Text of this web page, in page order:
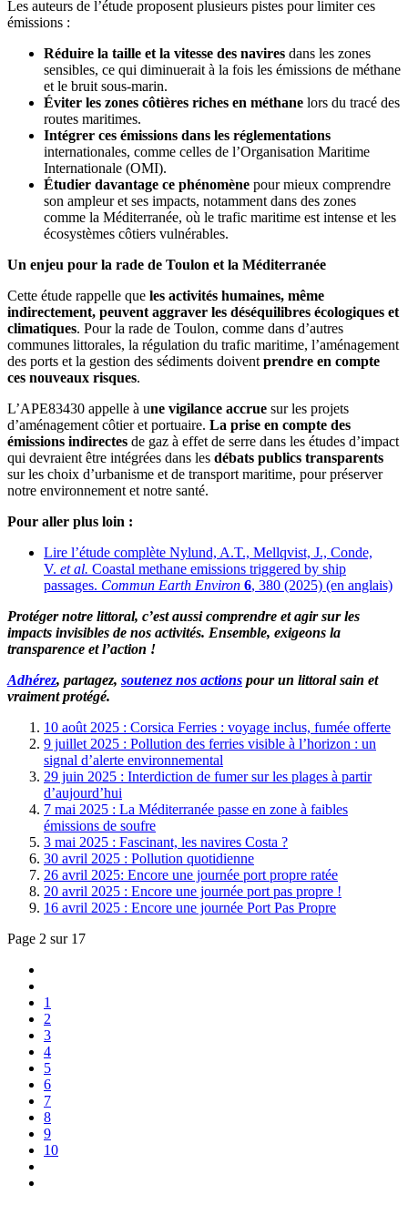
Les auteurs de l’étude proposent plusieurs pistes pour limiter ces
émissions :
Réduire la taille et la vitesse des navires dans les zones
sensibles, ce qui diminuerait à la fois les émissions de méthane
et le bruit sous-marin.
Éviter les zones côtières riches en méthane lors du tracé des
routes maritimes.
Intégrer ces émissions dans les réglementations
internationales, comme celles de l’Organisation Maritime
Internationale (OMI).
Étudier davantage ce phénomène pour mieux comprendre
son ampleur et ses impacts, notamment dans des zones
comme la Méditerranée, où le trafic maritime est intense et les
écosystèmes côtiers vulnérables.
Un enjeu pour la rade de Toulon et la Méditerranée
Cette étude rappelle que les activités humaines, même
indirectement, peuvent aggraver les déséquilibres écologiques et
climatiques. Pour la rade de Toulon, comme dans d’autres
communes littorales, la régulation du trafic maritime, l’aménagement
des ports et la gestion des sédiments doivent prendre en compte
ces nouveaux risques.
L’APE83430 appelle à une vigilance accrue sur les projets
d’aménagement côtier et portuaire. La prise en compte des
émissions indirectes de gaz à effet de serre dans les études d’impact
qui devraient être intégrées dans les débats publics transparents
sur les choix d’urbanisme et de transport maritime, pour préserver
notre environnement et notre santé.
Pour aller plus loin :
Lire l’étude complète Nylund, A.T., Mellqvist, J., Conde,
V. et al. Coastal methane emissions triggered by ship
passages. Commun Earth Environ 6, 380 (2025) (en anglais)
Protéger notre littoral, c’est aussi comprendre et agir sur les
impacts invisibles de nos activités. Ensemble, exigeons la
transparence et l’action !
Adhérez, partagez, soutenez nos actions pour un littoral sain et
vraiment protégé.
10 août 2025 : Corsica Ferries : voyage inclus, fumée offerte
9 juillet 2025 : Pollution des ferries visible à l’horizon : un
signal d’alerte environnemental
29 juin 2025 : Interdiction de fumer sur les plages à partir
d’aujourd’hui
7 mai 2025 : La Méditerranée passe en zone à faibles
émissions de soufre
3 mai 2025 : Fascinant, les navires Costa ?
30 avril 2025 : Pollution quotidienne
26 avril 2025: Encore une journée port propre ratée
20 avril 2025 : Encore une journée port pas propre !
16 avril 2025 : Encore une journée Port Pas Propre
Page 2 sur 17
1
2
3
4
5
6
7
8
9
10